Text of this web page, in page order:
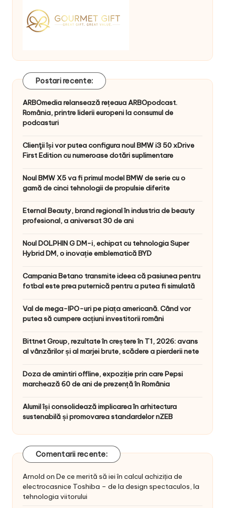
Postari recente:
ARBOmedia relansează rețeaua ARBOpodcast.
România, printre liderii europeni la consumul de
podcasturi
Clienţii își vor putea configura noul BMW i3 50 xDrive
First Edition cu numeroase dotări suplimentare
Noul BMW X5 va fi primul model BMW de serie cu o
gamă de cinci tehnologii de propulsie diferite
Eternal Beauty, brand regional în industria de beauty
profesional, a aniversat 30 de ani
Noul DOLPHIN G DM-i, echipat cu tehnologia Super
Hybrid DM, o inovație emblematică BYD
Campania Betano transmite ideea că pasiunea pentru
fotbal este prea puternică pentru a putea fi simulată
Val de mega-IPO-uri pe piața americană. Când vor
putea să cumpere acțiuni investitorii români
Bittnet Group, rezultate în creștere în T1, 2026: avans
al vânzărilor și al marjei brute, scădere a pierderii nete
Doza de amintiri offline, expoziție prin care Pepsi
marchează 60 de ani de prezență în România
Alumil își consolidează implicarea în arhitectura
sustenabilă și promovarea standardelor nZEB
Comentarii recente:
Arnold on De ce merită să iei în calcul achiziția de
electrocasnice Toshiba – de la design spectaculos, la
tehnologia viitorului